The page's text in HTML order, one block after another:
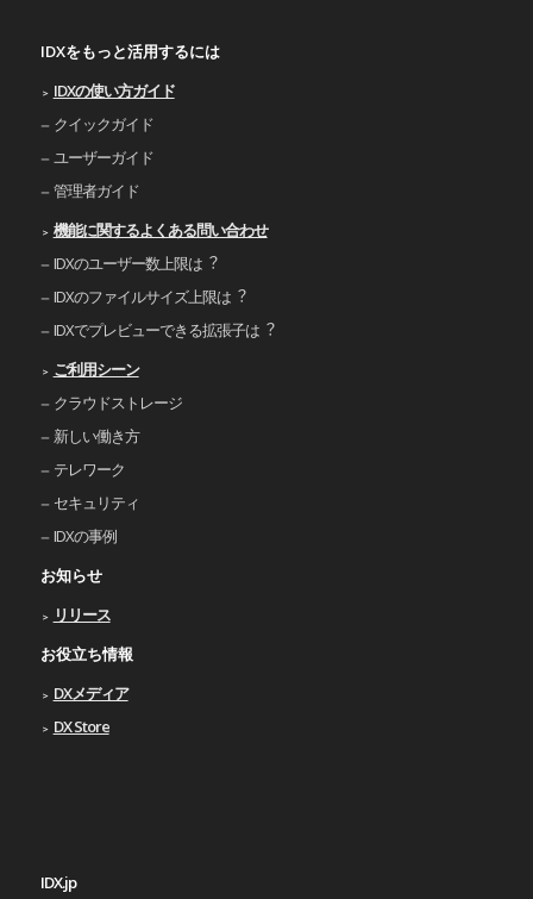
IDXをもっと活用するには
IDXの使い⽅ガイド
クイックガイド
ユーザーガイド
管理者ガイド
機能に関するよくある問い合わせ
IDXのユーザー数上限は︖
IDXのファイルサイズ上限は︖
IDXでプレビューできる拡張⼦は︖
ご利⽤シーン
クラウドストレージ
新しい働き⽅
テレワーク
セキュリティ
IDXの事例
お知らせ
リリース
お役立ち情報
DXメディア
DX Store
IDX.jp